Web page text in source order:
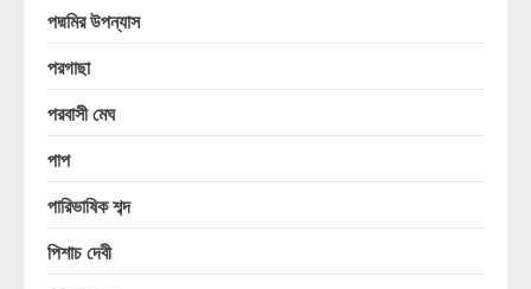
পদ্মমির উপন্যাস
পরগাছা
পরবাসী মেঘ
পাপ
পারিভাষিক শব্দ
পিশাচ দেবী